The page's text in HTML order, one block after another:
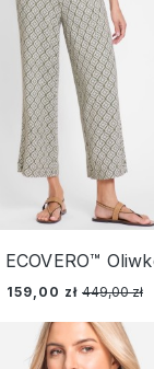
159,00 zł 449,00 zł